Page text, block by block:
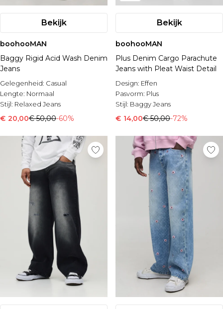
Bekijk
boohooMAN
Baggy Rigid Acid Wash Denim
Jeans
Gelegenheid: Casual
Lengte: Normaal
Stijl: Relaxed Jeans
€ 20,00€ 50,00-60%
Bekijk
boohooMAN
Plus Denim Cargo Parachute
Jeans with Pleat Waist Detail
Design: Effen
Pasvorm: Plus
Stijl: Baggy Jeans
€ 14,00€ 50,00-72%